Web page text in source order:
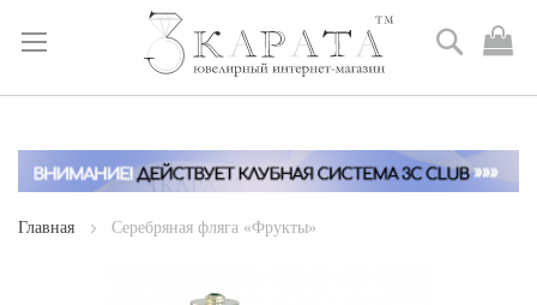
Skip
Content
Поиск
Главная Серебряная фляга «Фрукты»